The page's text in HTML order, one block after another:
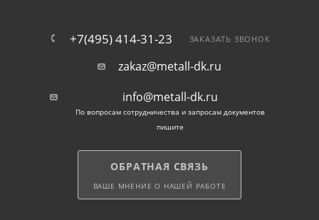
«К» — колонный,
горизонтальных элементов, работающих на
растяжение.
Преимущества проката, который можно купить в
Раменском, — хорошая свариваемость, лучшая
стойкость к нагрузкам в сравнении с аналогами.
Балка металлическая двутавровая в 30 раз жестче
+7(495) 414-31-23 ЗАКАЗАТЬ ЗВОНОК
zakaz@metall-dk.ru
info@metall-dk.ru
По вопросам сотрудничества и запросам документов
пишите
ОБРАТНАЯ СВЯЗЬ
ВАШЕ МНЕНИЕ О НАШЕЙ РАБОТЕ